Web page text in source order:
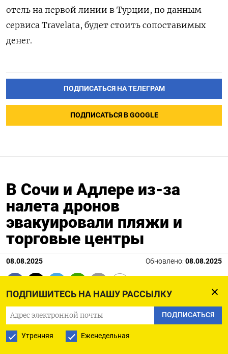
ПОДПИШИТЕСЬ НА НАШУ РАССЫЛКУ
ПОДПИСАТЬСЯ
Утренняя Еженедельная
отель на первой линии в Турции, по данным
сервиса Travelata, будет стоить сопоставимых
денег.
ПОДПИСАТЬСЯ НА ТЕЛЕГРАМ
ПОДПИСАТЬСЯ В GOOGLE
В Сочи и Адлере из-за
налета дронов
эвакуировали пляжи и
торговые центры
08.08.2025 Обновлено: 08.08.2025